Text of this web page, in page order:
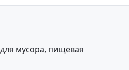
мусора, пищевая